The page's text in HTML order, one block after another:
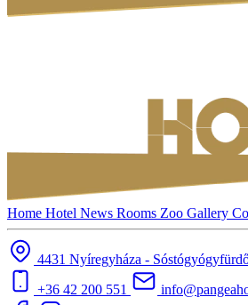
Home Hotel News Rooms Zoo Gallery
4431 Nyíregyháza -
+36 42 200 551